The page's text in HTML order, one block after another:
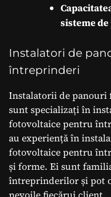
sisteme
Instalatori de
întreprinderi
Instalatorii de
sunt specializați în
fotovoltaice pentru
au experiență în
fotovoltaice pentru
și forme. Ei sunt
întreprinderilor și pot